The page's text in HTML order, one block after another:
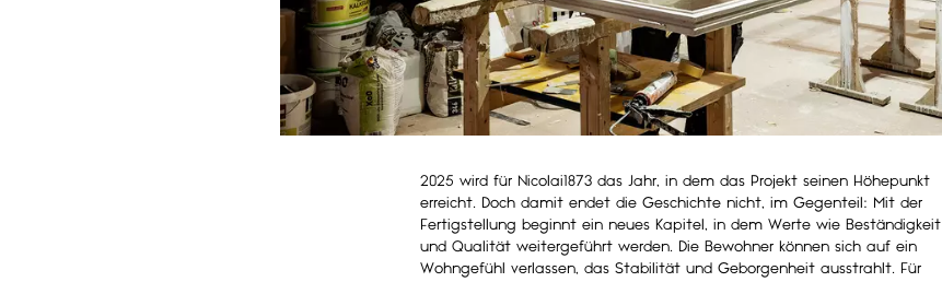
2025 wird für Nicolai1873 das Jahr, in dem das Projekt seinen Höhepunkt
erreicht. Doch damit endet die Geschichte nicht, im Gegenteil: Mit der
Fertigstellung beginnt ein neues Kapitel, in dem Werte wie Beständigkeit
und Qualität weitergeführt werden. Die Bewohner können sich auf ein
Wohngefühl verlassen, das Stabilität und Geborgenheit ausstrahlt. Für